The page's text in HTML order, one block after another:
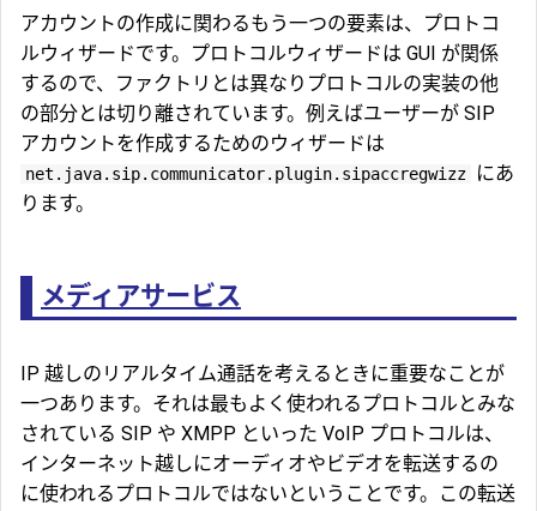
アカウントの作成に関わるもう一つの要素は、プロトコ
ルウィザードです。プロトコルウィザードは GUI が関係
するので、ファクトリとは異なりプロトコルの実装の他
の部分とは切り離されています。例えばユーザーが SIP
アカウントを作成するためのウィザードは
net.java.sip.communicator.plugin.sipaccregwizz
にあ
ります。
メディアサービス
IP 越しのリアルタイム通話を考えるときに重要なことが
一つあります。それは最もよく使われるプロトコルとみな
されている SIP や XMPP といった VoIP プロトコルは、
インターネット越しにオーディオやビデオを転送するの
に使われるプロトコルではないということです。この転送